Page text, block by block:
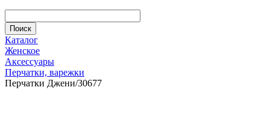
Каталог
Женское
Аксессуары
Перчатки, варежки
Перчатки Джени/30677